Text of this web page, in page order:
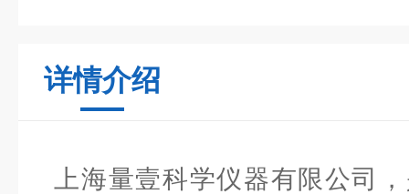
详情介绍
上海量壹科学仪器有限公司